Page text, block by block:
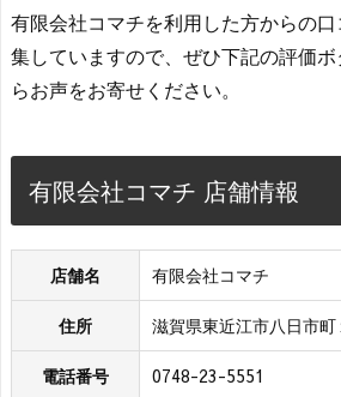
有限会社コマチを利用した方からの
集していますので、ぜひ下記の評価
らお声をお寄せください。
有限会社コマチ 店舗情報
店舗名 有限会社コマチ
住所 滋賀県東近江市八日市町
電話番号 0748-23-5551